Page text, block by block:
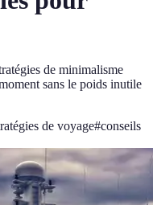
de minimalisme
sans le poids inutile
de voyage#conseils